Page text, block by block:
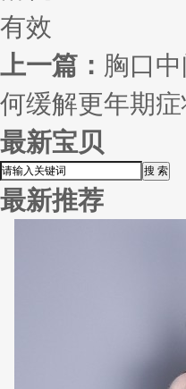
有效
上一篇： 胸口
何缓解更年期症
最新宝贝
最新推荐